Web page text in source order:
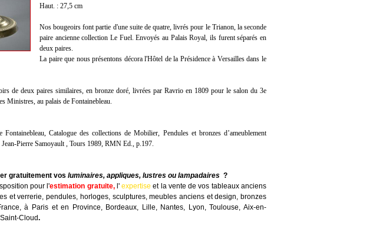
Haut. : 27,5 cm
Nos bougeoirs font partie d'une suite de quatre, livrés pour le Trianon, la seconde
paire ancienne collection Le Fuel. Envoyés au Palais Royal, ils furent séparés en
deux paires.
La paire que nous présentons décora l'Hôtel de la Présidence à Versailles dans le
de deux paires similaires, en bronze doré, livrées par Ravrio en 1809 pour le salon du 3e
Ministres, au palais de Fontainebleau.
Fontainebleau, Catalogue des collections de Mobilier, Pendules et bronzes d’ameublement
Pierre Samoyault , Tours 1989, RMN Ed., p.197.
gratuitement vos luminaires, appliques, lustres ou lampadaires ?
pour l'estimation gratuite, l'expertise et la vente de vos tableaux anciens
et verrerie, pendules, horloges, sculptures, meubles anciens et design, bronzes
à Paris et en Province, Bordeaux, Lille, Nantes, Lyon, Toulouse, Aix-en-
Cloud.